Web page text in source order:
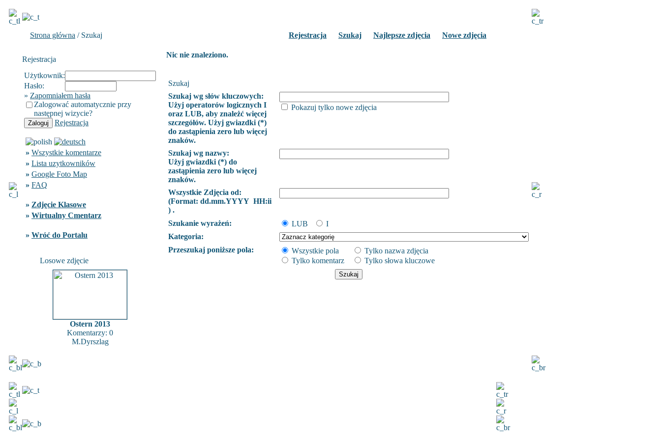
Strona główna / Szukaj Rejestracja Szukaj Najlepsze zdjęcia Nowe zdjęcia
Rejestracja
Użytkownik:
Hasło:
» Zapomniałem hasła
Zalogować automatycznie przy
następnej wizycie?
Rejestracja
» Wszystkie komentarze
» Lista uzytkowników
» Google Foto Map
» FAQ
» Zdjęcie Klasowe
» Wirtualny Cmentarz
» Wróć do Portalu
Losowe zdjęcie
Ostern 2013
Komentarzy: 0
M.Dyrszlag
Nic nie znaleziono.
Szukaj
Szukaj wg słów kluczowych:
Użyj operatorów logicznych I
oraz LUB, aby znależć więcej
szczegółów. Użyj gwiazdki (*)
do zastąpienia zero lub więcej
znaków.
Pokazuj tylko nowe zdjęcia
Szukaj wg nazwy:
Użyj gwiazdki (*) do
zastąpienia zero lub więcej
znaków.
Wszystkie Zdjęcia od:
(Format: dd.mm.YYYY HH:ii
) .
Szukanie wyrażeń:
LUB
I
Kategoria:
Przeszukaj poniższe pola:
Wszystkie pola
Tylko nazwa zdjęcia
Tylko komentarz
Tylko słowa kluczowe